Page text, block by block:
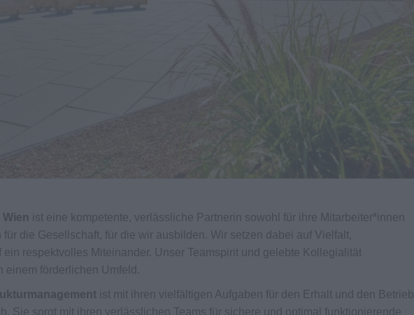
ist eine kompetente, verlässliche Partnerin sowohl für ihre Mitarbeiter*innen
die Gesellschaft, für die wir ausbilden. Wir setzen dabei auf Vielfalt,
respektvolles Miteinander. Unser Teamspirit und gelebte Kollegialität
einem förderlichen Umfeld.
ist mit ihren vielfältigen Aufgaben für den Erhalt und den Betrieb
Sie sorgt mit ihren verlässlichen Teams für sichere und optimal funktionierende